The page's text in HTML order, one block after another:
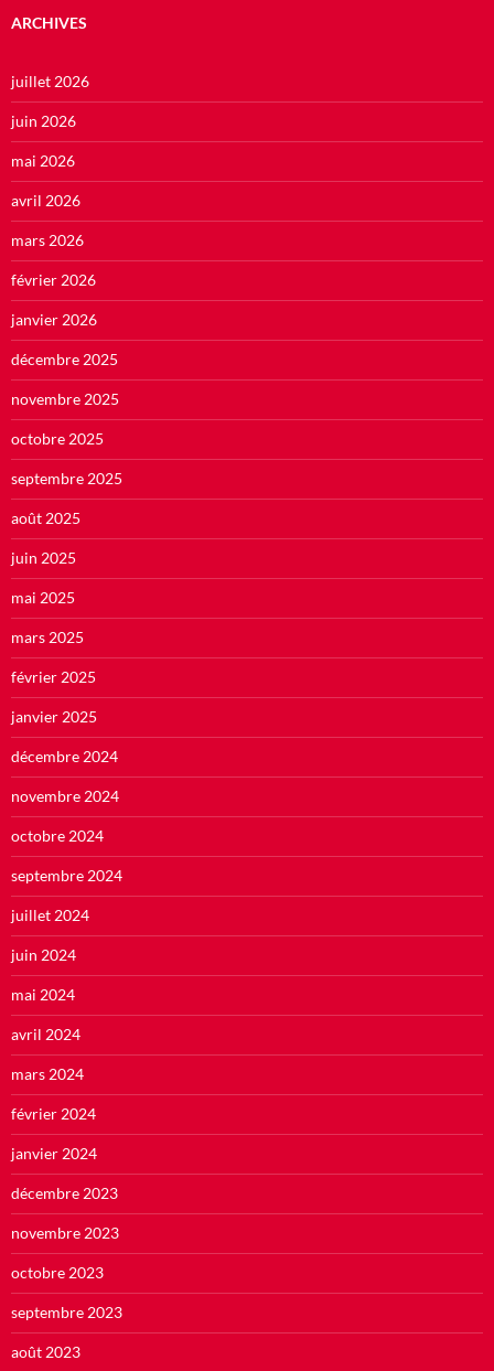
ARCHIVES
juillet 2026
juin 2026
mai 2026
avril 2026
mars 2026
février 2026
janvier 2026
décembre 2025
novembre 2025
octobre 2025
septembre 2025
août 2025
juin 2025
mai 2025
mars 2025
février 2025
janvier 2025
décembre 2024
novembre 2024
octobre 2024
septembre 2024
juillet 2024
juin 2024
mai 2024
avril 2024
mars 2024
février 2024
janvier 2024
décembre 2023
novembre 2023
octobre 2023
septembre 2023
août 2023